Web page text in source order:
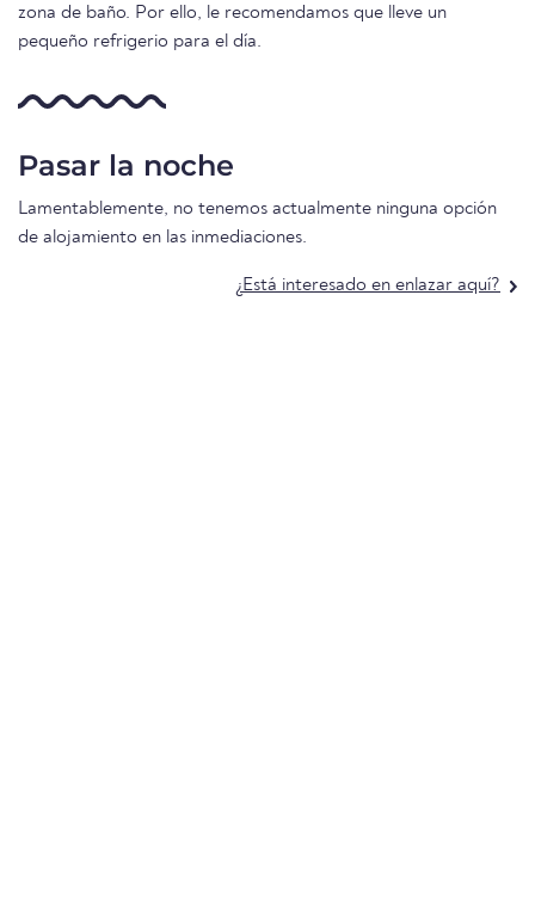
zona de baño. Por ello, le recomendamos que lleve un
pequeño refrigerio para el día.
Pasar la noche
Lamentablemente, no tenemos actualmente ninguna opción
de alojamiento en las inmediaciones.
¿Está interesado en enlazar aquí?